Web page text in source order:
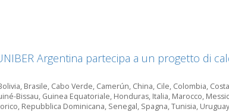
Argentina partecipa a un progetto di
, Brasile, Cabo Verde, Camerún, China, Cile, Colombia,
Bissau, Guinea Equatoriale, Honduras, Italia, Marocco,
, Repubblica Dominicana, Senegal, Spagna,Tunisia, Uruguay